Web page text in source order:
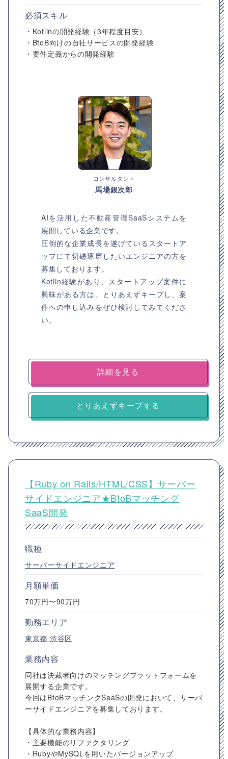
必須スキル
・Kotlinの開発経験（3年程度目安）
・BtoB向けの自社サービスの開発経験
・要件定義からの開発経験
コンサルタント
馬場銀次郎
AIを活用した不動産管理SaaSシステムを
展開している企業です。
圧倒的な企業成長を遂げているスタートア
ップにて切磋琢磨したいエンジニアの方を
募集しております。
Kotlin経験があり、スタートアップ案件に
興味がある方は、とりあえずキープし、案
件への申し込みをぜひ検討してみてくださ
い。
詳細を見る
とりあえずキープする
【Ruby on Rails/HTML/CSS】サーバー
サイドエンジニア★BtoBマッチング
SaaS開発
職種
サーバーサイドエンジニア
月額単価
70万円〜90万円
勤務エリア
東京都 渋谷区
業務内容
同社は決裁者向けのマッチングプラットフォームを
展開する企業です。
今回はBtoBマッチングSaaSの開発において、サーバ
ーサイドエンジニアを募集しております。
【具体的な業務内容】
・主要機能のリファクタリング
・RubyやMySQLを用いたバージョンアップ